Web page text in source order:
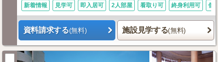
新着情報 見学可 即入居可 2人部屋 看取り可 終身利用可 個
資料請求する(無料) 施設見学する(無料)